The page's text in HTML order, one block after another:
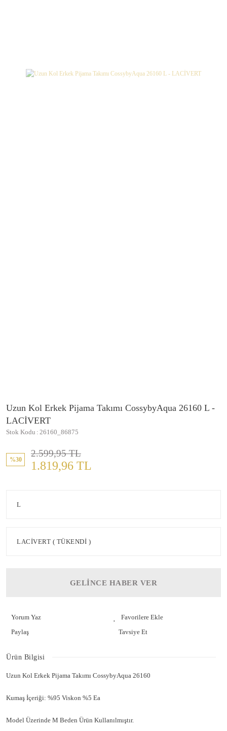
Uzun Kol Erkek Pijama Takımı CossybyAqua 26160 L -
LACİVERT
Stok Kodu 26160_86875
%30
2.599,95 TL
1.819,96 TL
GELİNCE HABER VER
Yorum Yaz
Paylaş
Tavsiye Et
Ürün Bilgisi
Uzun Kol Erkek Pijama Takımı CossybyAqua 26160
Kumaş İçeriği: %95 Viskon %5 Ea
Model Üzerinde M Beden Ürün Kullanılmıştır.